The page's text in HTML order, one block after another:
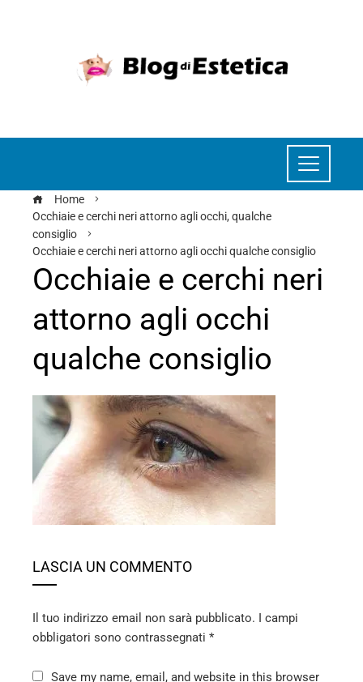
Home
Occhiaie e cerchi neri attorno agli occhi, qualche
consiglio
Occhiaie e cerchi neri attorno agli occhi qualche consiglio
Occhiaie e cerchi neri
attorno agli occhi
qualche consiglio
LASCIA UN COMMENTO
Il tuo indirizzo email non sarà pubblicato. I campi
obbligatori sono contrassegnati *
Save my name, email, and website in this browser